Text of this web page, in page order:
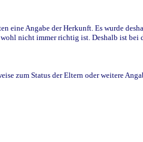
eine Angabe der Herkunft. Es wurde
nicht immer richtig ist. Deshalb ist bei
zum Status der Eltern oder weitere